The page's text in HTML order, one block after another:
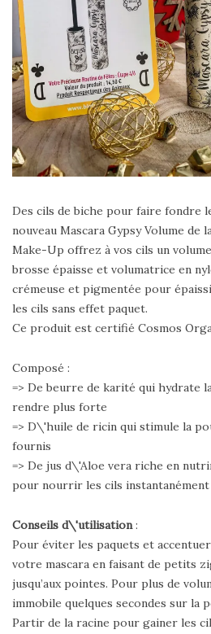
Des cils de biche pour faire fondre
nouveau Mascara Gypsy Volume de
Make-Up offrez à vos cils un
brosse épaisse et volumatrice en
crémeuse et pigmentée pour
les cils sans effet paquet.
Ce produit est certifié Cosmos
Composé :
=> De beurre de karité qui hydrate
rendre plus forte
=> D\'huile de ricin qui stimule la
fournis
=> De jus d\'Aloe vera riche en
pour nourrir les cils instantanément
Conseils d\'utilisation:
Pour éviter les paquets et
votre mascara en faisant de petits
jusqu’aux pointes. Pour plus de
immobile quelques secondes sur la
Partir de la racine pour gainer les